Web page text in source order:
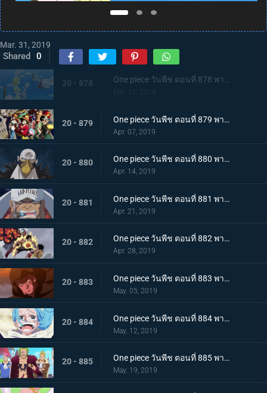
Mar. 31, 2019
Shared 0
20 - 878
Mar. 31, 2019
20 - 879 One piece วันพีช ตอนที่ 879 พากย์ไทย มุ่งสู่เรฟเวรี่! การรวมตัวของเหล่าพันธมิตรหมวกฟาง!
Apr. 07, 2019
20 - 880 One piece วันพีช ตอนที่ 880 พากย์ไทย ซาโบเริ่มเคลื่อนไหว! เหล่าแม่ทัพกองทัพปฏิวัติออกโรง!
Apr. 14, 2019
20 - 881 One piece วันพีช ตอนที่ 881 พากย์ไทย ซาคาซึกิ ผู้บัญชาการคนใหม่ผู้ยึดมั่น เริ่มเคลื่อนไหว
Apr. 21, 2019
20 - 882 One piece วันพีช ตอนที่ 882 พากย์ไทย สงครามครั้งยิ่งใหญ่ การสืบทอดเจตนารมณ์ของราชาโจรสลัด
Apr. 28, 2019
20 - 883 One piece วันพีช ตอนที่ 883 พากย์ไทย ก้าวแรกแห่งฝัน ชิราโฮชิภายใต้ดวงอาทิตย์
May. 05, 2019
20 - 884 One piece วันพีช ตอนที่ 884 พากย์ไทย อยากเจอ ความคิดถึงของวีวี่และรีเบ็คก้า
May. 12, 2019
20 - 885 One piece วันพีช ตอนที่ 885 พากย์ไทย ความมืดมิดในดินแดนศักดิ์สิทธิ์ และหมวกฟางยักษ์ปริศนา
May. 19, 2019